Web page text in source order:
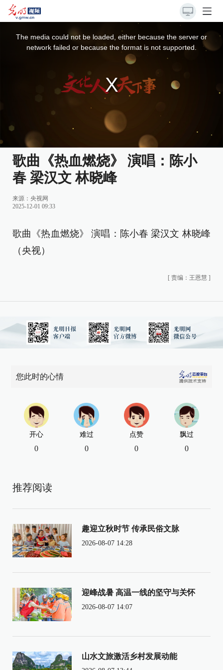
The media could not be loaded, either because the server or
network failed or because the format is not supported.
歌曲《热血燃烧》 演唱：陈小
春 梁汉文 林晓峰
来源： 央视网
2025-12-01 09:33
歌曲《热血燃烧》 演唱：陈小春 梁汉文 林晓峰
（央视）
[ 责编：王恩慧 ]
您此时的心情
开心
0
难过
0
点赞
0
飘过
0
推荐阅读
趣迎立秋时节 传承民俗文脉
2026-08-07 14:28
迎峰战暑 高温一线的坚守与关怀
2026-08-07 14:07
山水文旅激活乡村发展动能